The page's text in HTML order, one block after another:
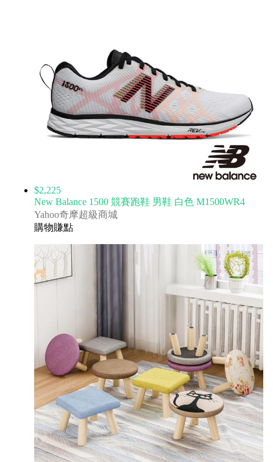
$2,225
New Balance 1500 競賽跑鞋 男鞋 白色 M1500WR4
Yahoo奇摩超級商城
購物賺點